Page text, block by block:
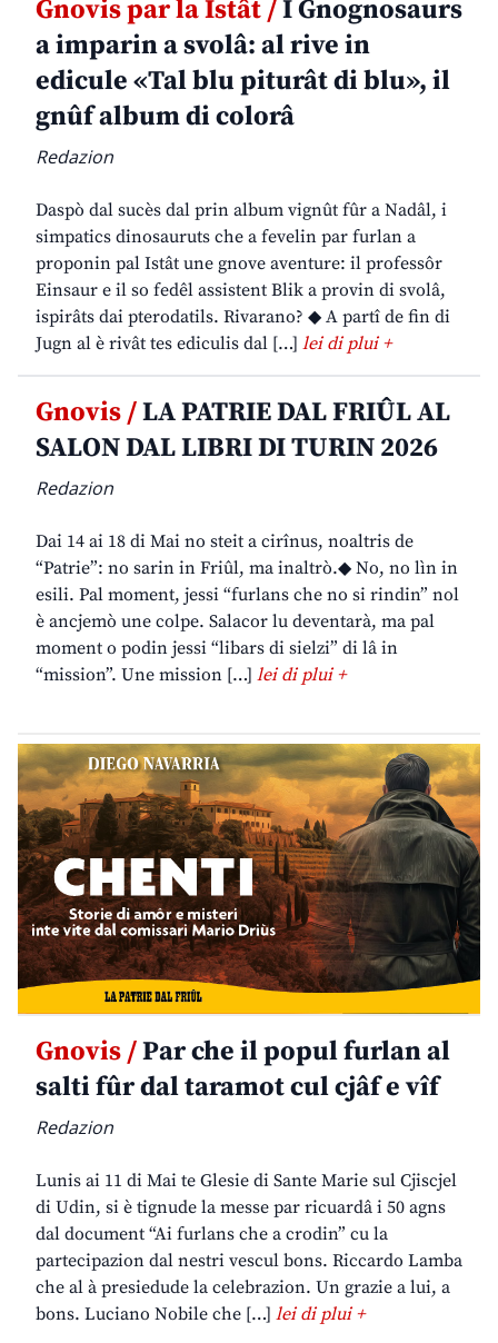
Gnovis par la Istât /I Gnognosaurs
a imparin a svolâ: al rive in
edicule «Tal blu piturât di blu», il
gnûf album di colorâ
Redazion
Daspò dal sucès dal prin album vignût fûr a Nadâl, i
simpatics dinosauruts che a fevelin par furlan a
proponin pal Istât une gnove aventure: il professôr
Einsaur e il so fedêl assistent Blik a provin di svolâ,
ispirâts dai pterodatils. Rivarano? ◆ A partî de fin di
Jugn al è rivât tes ediculis dal […] lei di plui +
Gnovis /LA PATRIE DAL FRIÛL AL
SALON DAL LIBRI DI TURIN 2026
Redazion
Dai 14 ai 18 di Mai no steit a cirînus, noaltris de
“Patrie”: no sarin in Friûl, ma inaltrò.◆ No, no lìn in
esili. Pal moment, jessi “furlans che no si rindin” nol
è ancjemò une colpe. Salacor lu deventarà, ma pal
moment o podin jessi “libars di sielzi” di lâ in
“mission”. Une mission […] lei di plui +
Gnovis /Par che il popul furlan al
salti fûr dal taramot cul cjâf e vîf
Redazion
Lunis ai 11 di Mai te Glesie di Sante Marie sul Cjiscjel
di Udin, si è tignude la messe par ricuardâ i 50 agns
dal document “Ai furlans che a crodin” cu la
partecipazion dal nestri vescul bons. Riccardo Lamba
che al à presiedude la celebrazion. Un grazie a lui, a
bons. Luciano Nobile che […] lei di plui +